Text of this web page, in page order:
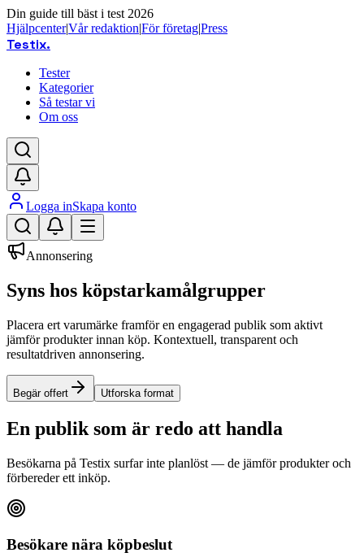
Din guide till bäst i test 2026
Hjälpcenter|Vår redaktion|För företag|Press
Testix.
Tester
Kategorier
Så testar vi
Om oss
Logga inSkapa konto
Annonsering
Syns hos köpstarkamålgrupper
Placera ert varumärke framför en engagerad publik som aktivt
jämför produkter innan köp. Kontextuell, transparent och
resultatdriven annonsering.
Begär offert Utforska format
En publik som är redo att handla
Besökarna på Testix surfar inte planlöst — de jämför produkter och
förbereder ett inköp.
Besökare nära köpbeslut